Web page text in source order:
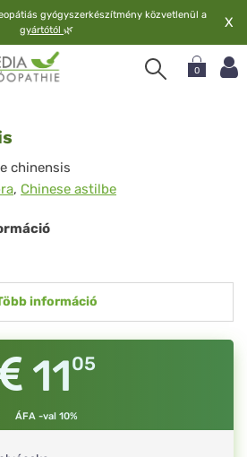
gyógyszerkészítmény közvetlenül a
gyártótól 🌿 X
0
chinensis
, Chinese astilbe
információ
1105
ÁFA -val 10%